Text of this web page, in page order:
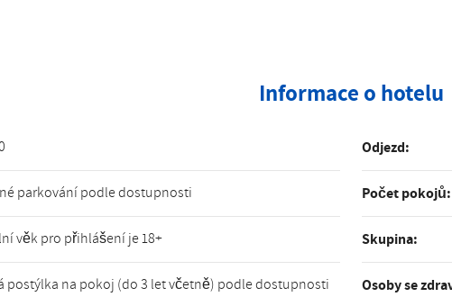
Informace o hotelu
Odjezd:
parkování podle dostupnosti Počet pokojů:
věk pro přihlášení je 18+ Skupina:
postýlka na pokoj (do 3 let včetně) podle dostupnosti
Osoby se